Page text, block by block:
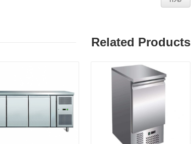
Related Products
פרטים: